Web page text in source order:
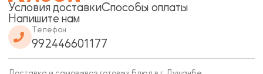
Условия доставкиСпособы оплаты
Напишите нам
Телефон
992446601177